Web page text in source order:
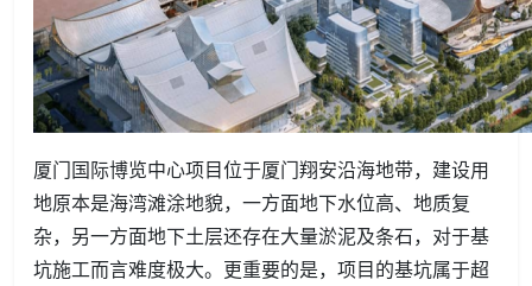
厦门国际博览中心项目位于厦门翔安沿海地带，建设用
地原本是海湾滩涂地貌，一方面地下水位高、地质复
杂，另一方面地下土层还存在大量淤泥及条石，对于基
坑施工而言难度极大。更重要的是，项目的基坑属于超